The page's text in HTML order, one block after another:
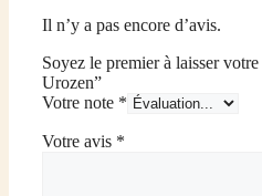
Il n’y a pas encore d’avis.
Soyez le premier à laisser
Urozen”
Votre note *
Votre avis *